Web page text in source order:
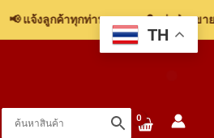
📢 แจ้งลูกค้าทุกท่าน: รบกวนติดต่อฝ่ายขา
TH